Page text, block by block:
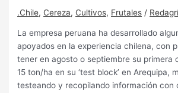
.Chile, Cereza, Cultivos, Frutales /
La empresa peruana ha desarrollado
apoyados en la experiencia chilena, con
tener en agosto o septiembre su primera
15 ton/ha en su ‘test block’ en Arequipa,
testeando y recopilando información con